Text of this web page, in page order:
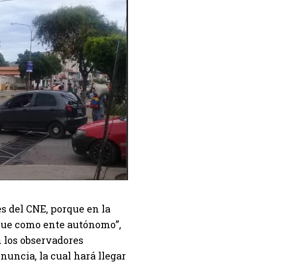
del CNE, porque en la
como ente autónomo”,
observadores
la cual hará llegar